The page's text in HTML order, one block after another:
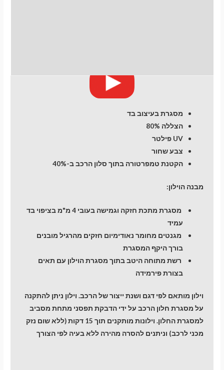
מסגרת בעיצוב בד
הצללה 80%
UV פילטר
צבע שחור
הקטנת טמפרטורה בתוך סלון הרכב ב-40%
מבנה הוילון:
מסגרת מתכת חזקה וגמישה בעובי 4 מ"מ בציפוי בד
עמיד
מגנטים מחומר נאודימיום חזקים מהרגיל מובנים
בורך היקף המסגרת
רשת מתוחה היטב בתוך מסגרת הוילון עם תאים
בצורת פירמידה
וילון מותאם לפי דגם ושנת ייצור של הרכב. וילון ניתן להתקנה
על מסגרת חלון הרכב על ידי הדבקת תפסני מתחת מסביב
למסגרת החלון. וילונות מותקנים תוך 15 דקות (ללא שום נזק
מכני לרכב) וניתנים להסרה מהירה ללא בעיה לפי הצורך